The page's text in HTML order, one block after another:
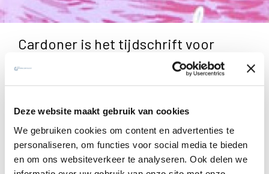
Deze website maakt gebruik van cookies
We gebruiken cookies om content en advertenties te
personaliseren, om functies voor social media te bieden
en om ons websiteverkeer te analyseren. Ook delen we
Cardoner is het tijdschrift voor
ignatiaanse spiritualiteit. Ons blad
verschijnt drie keer per jaar. Een
jaarabonnement kost slechts 15 euro
voor drie nummers.
Zoals Ignatius aan de oever van de Cardoner tot diepe
inzichten kwam, zo wil het tijdschrift Cardoner inzicht